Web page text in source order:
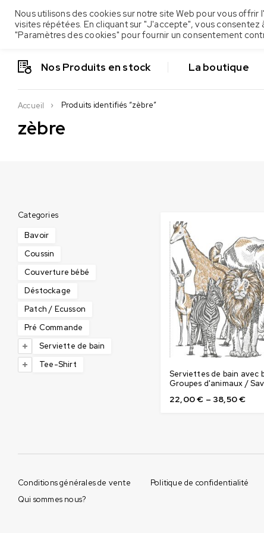
Nos Produits en stock La boutique
zèbre
Accueil Produits identifiés “zèbre”
Categories
Bavoir
Coussin
Couverture bébé
Déstockage
Patch / Ecusson
Pré Commande
Serviette de bain
Tee-Shirt
Serviettes de bain avec
Groupes d'animaux /
22,00€ – 38,50€
Conditions générales de vente Politique de confidentialité
Qui sommes nous?
Nous utilisons des cookies sur notre site Web pour vous
visites répétées. En cliquant sur "J'accepte", vous
"Paramètres des cookies" pour fournir un consentement